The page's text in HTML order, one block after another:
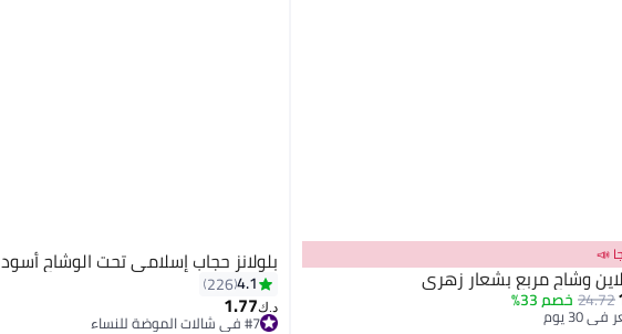
📣
وشاح مربع بشعار زهري
24.72خصم 33%
30 يوم 7
بلولانز حجاب إسلامي تحت الوشاح أسود
4.1
226
د.ك‏1.77
#7 في شالات الموضة للنساء